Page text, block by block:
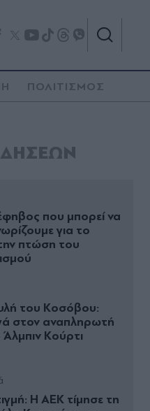
ΠΟΛΙΤΙΣΜΟΣ
που μπορεί να
για το
πτώση του
του Κοσόβου:
στον αναπληρωτή
Κούρτι
Η ΑΕΚ τίμησε τη